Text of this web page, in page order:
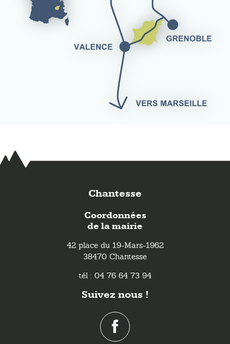
Chantesse
Coordonnées
de la mairie
42 place du 19-Mars-1962
38470 Chantesse
tél : 04 76 64 73 94
Suivez nous !